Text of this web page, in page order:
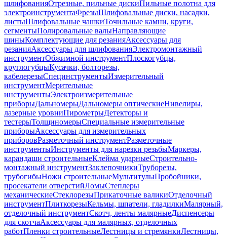
шлифованияОтрезные, пильные дискиПильные полотна для
электроинструментаФрезыШлифовальные диски, насадки,
листыШлифовальные чашкиТочильные камни, круги,
сегментыПолировальные валыНаправляющие
шиныКомплектующие для резанияАксессуары для
резанияАксессуары для шлифованияЭлектромонтажный
инструментОбжимной инструментПлоскогубцы,
круглогубцыКусачки, болторезы,
кабелерезыСпецинструментыИзмерительный
инструментМерительные
инструментыЭлектроизмерительные
приборыДальномерыДальномеры оптическиеНивелиры,
лазерные уровниПирометрыДетекторы и
тестерыТолщиномерыСпециальные измерительные
приборыАксессуары для измерительных
приборовРазметочный инструментРазметочные
инструментыИнструменты для нарезки резьбыМаркеры,
карандаши строительныеКлейма ударныеСтроительно-
монтажный инструментЗаклепочникиТруборезы,
трубогибыНожи строительныеМультитулыПробойники,
просекатели отверстийЛомыСтеплеры
механическиеСтеклорезыПрикаточные валикиОтделочный
инструментПлиткорезыКельмы, шпатели, гладилкиМалярный,
отделочный инструментСкотч, ленты малярныеДиспенсеры
для скотчаАксессуары для малярных, отделочных
работПленки строительныеЛестницы и стремянкиЛестницы,